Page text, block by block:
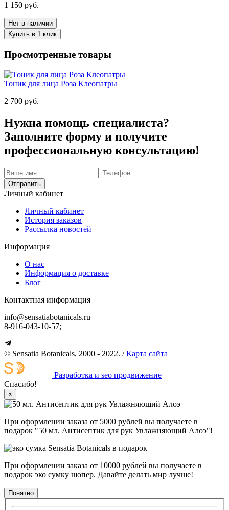
1 150 руб.
Нет в наличии
Купить в 1 клик
Просмотренные товары
Тоник для лица Роза Клеопатры
2 700 руб.
Нужна помощь специалиста?
Заполните форму и получите
профессиональную консультацию!
Отправить
Личный кабинет
Личный кабинет
История заказов
Рассылка новостей
Информация
О нас
Информация о доставке
Блог
Контактная информация
info@sensatiabotanicals.ru
8-916-043-10-57;
© Sensatia Botanicals, 2000 - 2022. /Карта сайта
Разработка и seo продвижение
Спасибо!
×
При оформлении заказа от 5000 рублей вы получаете в
подарок "50 мл. Антисептик для рук Увлажняющий Алоэ"!
При оформлении заказа от 10000 рублей вы получаете в
подарок эко сумку шопер. Давайте делать мир лучше!
Понятно